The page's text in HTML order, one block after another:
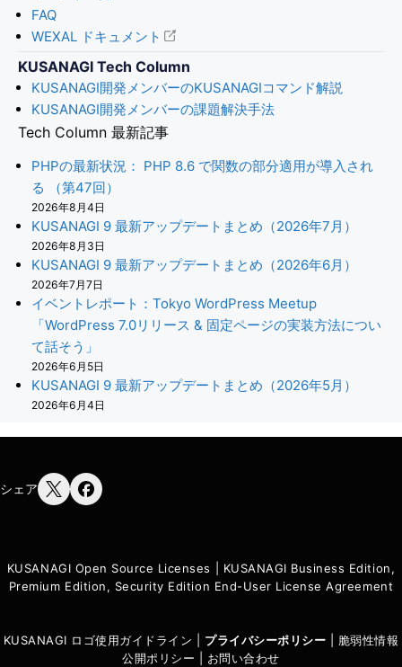
FAQ
WEXAL ドキュメント
KUSANAGI Tech Column
KUSANAGI開発メンバーのKUSANAGIコマンド解説
KUSANAGI開発メンバーの課題解決手法
Tech Column 最新記事
PHPの最新状況： PHP 8.6 で関数の部分適用が導入され
る （第47回）
2026年8月4日
KUSANAGI 9 最新アップデートまとめ（2026年7月）
2026年8月3日
KUSANAGI 9 最新アップデートまとめ（2026年6月）
2026年7月7日
イベントレポート：Tokyo WordPress Meetup
「WordPress 7.0リリース & 固定ページの実装方法につい
て話そう」
2026年6月5日
KUSANAGI 9 最新アップデートまとめ（2026年5月）
2026年6月4日
シェア
KUSANAGI Open Source Licenses
KUSANAGI Business Edition,
Premium Edition, Security Edition End-User License Agreement
KUSANAGI ロゴ使用ガイドライン プライバシーポリシー
脆弱性情報
公開ポリシー
お問い合わせ